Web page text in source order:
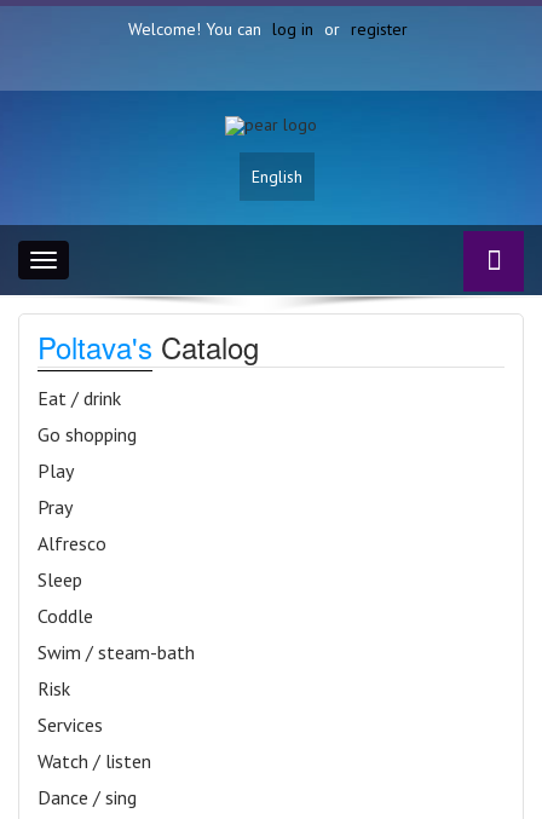
Welcome! You can log in or register
English
Toggle
navigation
Poltava's Catalog
Eat / drink
Go shopping
Play
Pray
Alfresco
Sleep
Coddle
Swim / steam-bath
Risk
Services
Watch / listen
Dance / sing